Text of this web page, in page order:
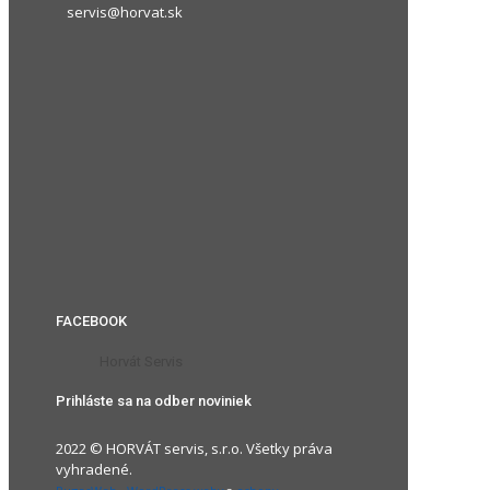
servis@horvat.sk
FACEBOOK
Prihláste sa na odber noviniek
2022 © HORVÁT servis, s.r.o. Všetky práva
vyhradené.